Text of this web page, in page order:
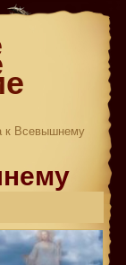
к Всевышнему